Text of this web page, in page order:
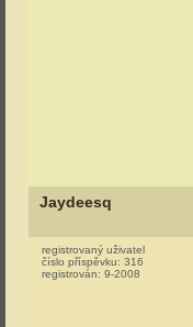
Jaydeesq
registrovaný uživatel
číslo příspěvku: 316
registrován: 9-2008